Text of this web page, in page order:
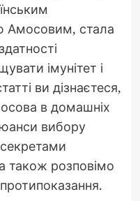
Амосовим, стала
імунітет і
ви дізнаєтеся,
в домашніх
вибору
секретами
також розповімо